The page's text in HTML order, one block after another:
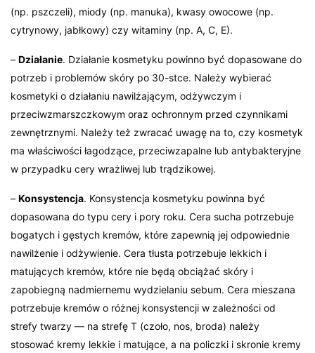
(np. pszczeli), miody (np. manuka), kwasy owocowe (np.
cytrynowy, jabłkowy) czy witaminy (np. A, C, E).
–Działanie. Działanie kosmetyku powinno być dopasowane do
potrzeb i problemów skóry po 30-stce. Należy wybierać
kosmetyki o działaniu nawilżającym, odżywczym i
przeciwzmarszczkowym oraz ochronnym przed czynnikami
zewnętrznymi. Należy też zwracać uwagę na to, czy kosmetyk
ma właściwości łagodzące, przeciwzapalne lub antybakteryjne
w przypadku cery wrażliwej lub trądzikowej.
–Konsystencja. Konsystencja kosmetyku powinna być
dopasowana do typu cery i pory roku. Cera sucha potrzebuje
bogatych i gęstych kremów, które zapewnią jej odpowiednie
nawilżenie i odżywienie. Cera tłusta potrzebuje lekkich i
matujących kremów, które nie będą obciążać skóry i
zapobiegną nadmiernemu wydzielaniu sebum. Cera mieszana
potrzebuje kremów o różnej konsystencji w zależności od
strefy twarzy — na strefę T (czoło, nos, broda) należy
stosować kremy lekkie i matujące, a na policzki i skronie kremy